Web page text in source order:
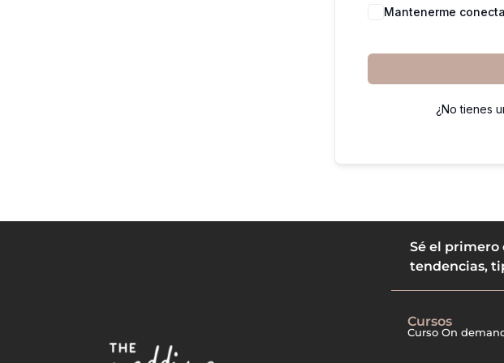
Mantenerme
¿No tienes
Sé el
tendencias,
Cursos
Curso On